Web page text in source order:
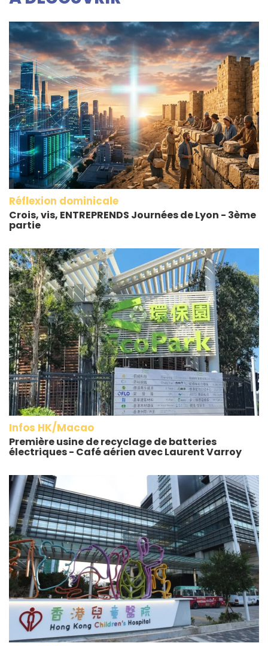
Réflexion dominicale
Crois, vis, ENTREPRENDS Journées de Lyon - 3ème
partie
Infos HK/Macao
Première usine de recyclage de batteries
électriques - Café aérien avec Laurent Varroy